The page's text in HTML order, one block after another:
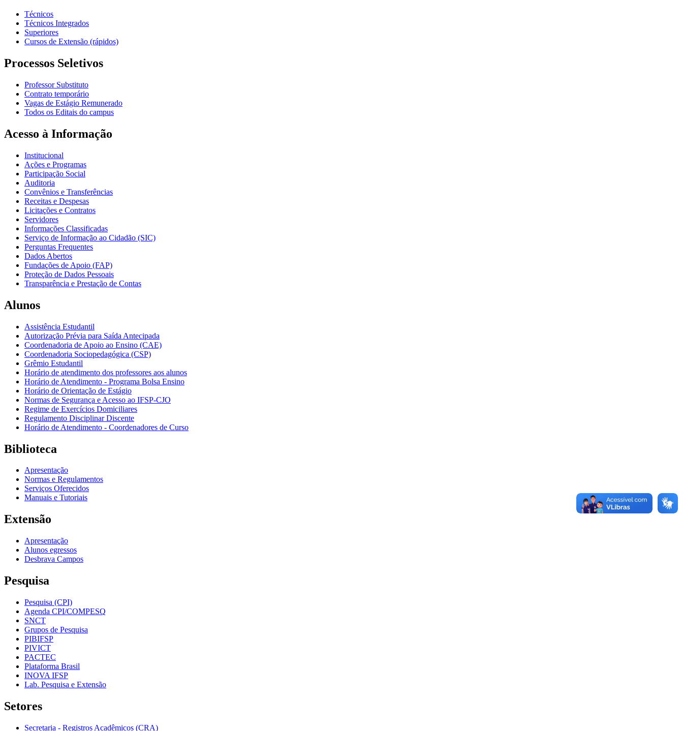
Técnicos
Técnicos Integrados
Superiores
Cursos de Extensão (rápidos)
Processos Seletivos
Professor Substituto
Contrato temporário
Vagas de Estágio Remunerado
Todos os Editais do campus
Acesso à Informação
Institucional
Ações e Programas
Participação Social
Auditoria
Convênios e Transferências
Receitas e Despesas
Licitações e Contratos
Servidores
Informações Classificadas
Serviço de Informação ao Cidadão (SIC)
Perguntas Frequentes
Dados Abertos
Fundações de Apoio (FAP)
Proteção de Dados Pessoais
Transparência e Prestação de Contas
Alunos
Assistência Estudantil
Autorização Prévia para Saída Antecipada
Coordenadoria de Apoio ao Ensino (CAE)
Coordenadoria Sociopedagógica (CSP)
Grêmio Estudantil
Horário de atendimento dos professores aos alunos
Horário de Atendimento - Programa Bolsa Ensino
Horário de Orientação de Estágio
Normas de Segurança e Acesso ao IFSP-CJO
Regime de Exercícios Domiciliares
Regulamento Disciplinar Discente
Horário de Atendimento - Coordenadores de Curso
Biblioteca
Apresentação
Normas e Regulamentos
Serviços Oferecidos
Manuais e Tutoriais
Extensão
Apresentação
Alunos egressos
Desbrava Campos
Pesquisa
Pesquisa (CPI)
Agenda CPI/COMPESQ
SNCT
Grupos de Pesquisa
PIBIFSP
PIVICT
PACTEC
Plataforma Brasil
INOVA IFSP
Lab. Pesquisa e Extensão
Setores
Secretaria - Registros Acadêmicos (CRA)